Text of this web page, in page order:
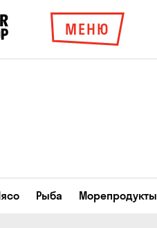
МЕНЮ
Рыба Морепродукты